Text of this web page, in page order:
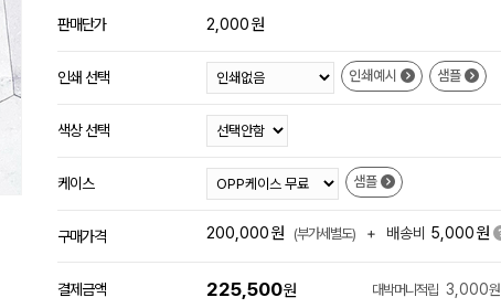
판매단가 2,000원
인쇄 선택 인쇄예시 샘플
색상 선택
케이스 샘플
구매가격 200,000원 (부가세별도) + 배송비 5,000원
결제금액 225,500원 대박머니적립 3,000원